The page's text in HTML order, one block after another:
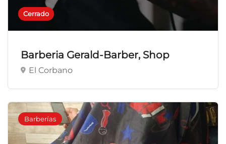
Cerrado
Barberia Gerald-Barber, Shop
El Corbano
Barberías